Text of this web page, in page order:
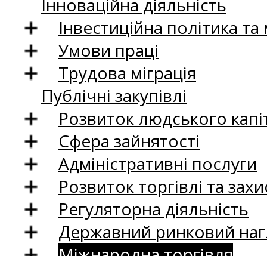
Інноваційна діяльність
Інвестиційна політика
Умови праці
Трудова міграція
Публічні закупівлі
Розвиток людського
Сфера зайнятості
Адміністративні послуги
Розвиток торгівлі та
Регуляторна діяльність
Державний ринковий